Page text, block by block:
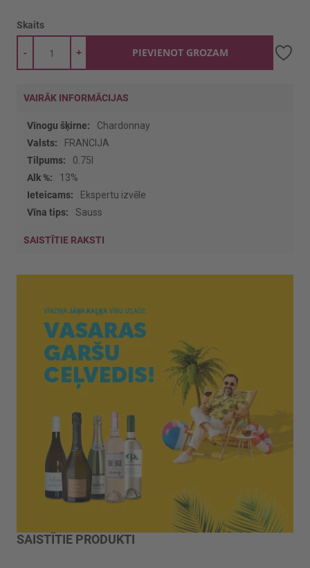
Skaits
+
- PIEVIENOT GROZAM
VAIRĀK INFORMĀCIJAS
Vairāk
informācijas
Chardonnay
FRANCIJA
0.75l
13%
Ekspertu izvēle
Sauss
SAISTĪTIE RAKSTI
SAISTĪTIE PRODUKTI